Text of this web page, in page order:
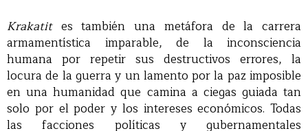
Krakatites también una metáfora de la carrera
armamentística imparable, de la inconsciencia
humana por repetir sus destructivos errores, la
locura de la guerra y un lamento por la paz imposible
en una humanidad que camina a ciegas guiada tan
solo por el poder y los intereses económicos. Todas
las facciones políticas y gubernamentales